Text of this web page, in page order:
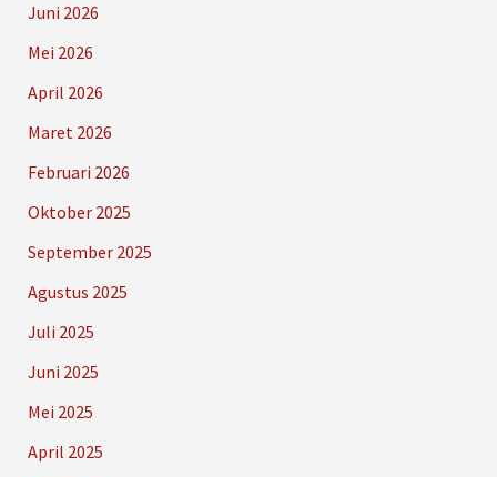
Juni 2026
Mei 2026
April 2026
Maret 2026
Februari 2026
Oktober 2025
September 2025
Agustus 2025
Juli 2025
Juni 2025
Mei 2025
April 2025